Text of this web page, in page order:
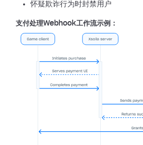
怀疑欺诈行为时封禁用户
支付处理Webhook工作流示例：